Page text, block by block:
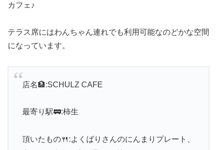
カフェ♪
テラス席にはわんちゃん連れでも利用可能なのどかな空間
になっています。
店名🏦:SCHULZ CAFE
最寄り駅🚃:柿生
頂いたもの🍴:よくばりさんのにんまりプレート、